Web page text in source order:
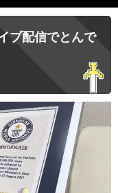
ブ配信でとんで